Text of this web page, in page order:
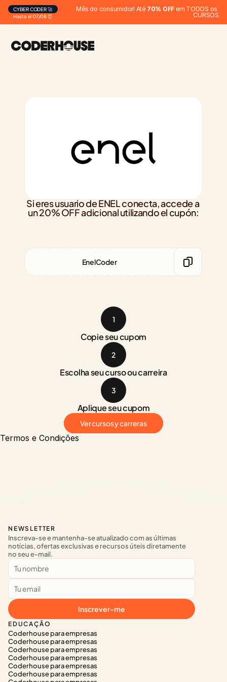
Hasta el 07/08 ⏰
CYBER CODER 🚀 Mês do consumidor! Até 70% OFF em TODOS os
CURSOS
Si eres usuario de ENEL conecta, accede a
un 20% OFF adicional utilizando el cupón:
EnelCoder
1
Copie seu cupom
2
Escolha seu curso ou carreira
3
Aplique seu cupom
Ver cursos y carreras
Termos e Condições
EDUCAÇÃO
Coderhouse para empresas
Coderhouse para empresas
Coderhouse para empresas
Coderhouse para empresas
Coderhouse para empresas
Coderhouse para empresas
NEWSLETTER
Inscreva-se e mantenha-se atualizado com as últimas
notícias, ofertas exclusivas e recursos úteis diretamente
no seu e-mail.
Inscrever-me